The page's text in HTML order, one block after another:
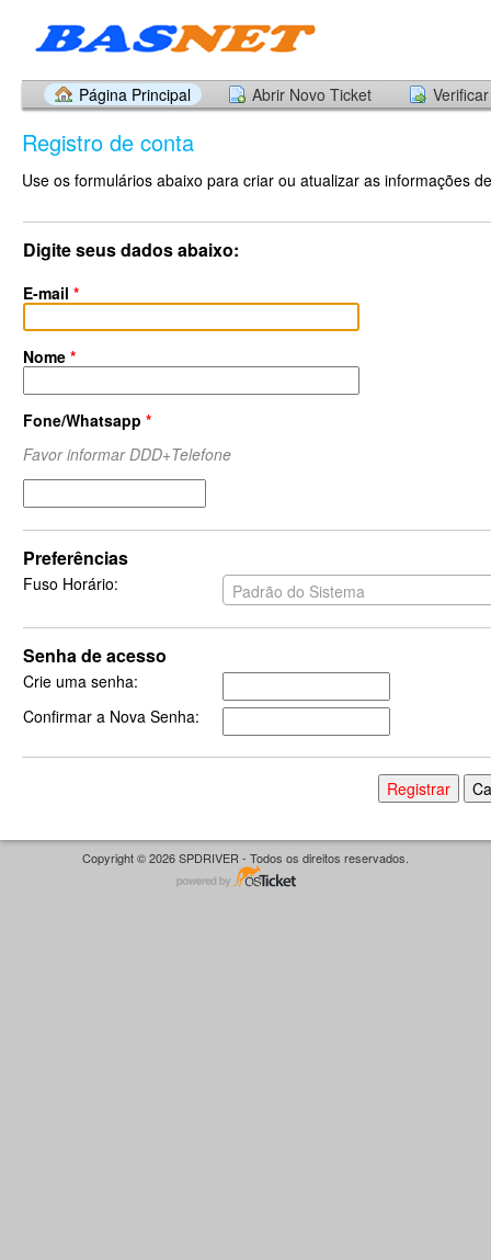
Página Principal Abrir Novo Ticket
Registro de conta
Use os formulários abaixo para criar ou atualizar as informações
Digite seus dados abaixo:
E-mail *
Nome *
Fone/Whatsapp *
Favor informar DDD+Telefone
Preferências
Fuso Horário: Padrão do Sistema
Senha de acesso
Crie uma senha:
Confirmar a Nova Senha:
Copyright © 2026 SPDRIVER - Todos os direitos reservados.